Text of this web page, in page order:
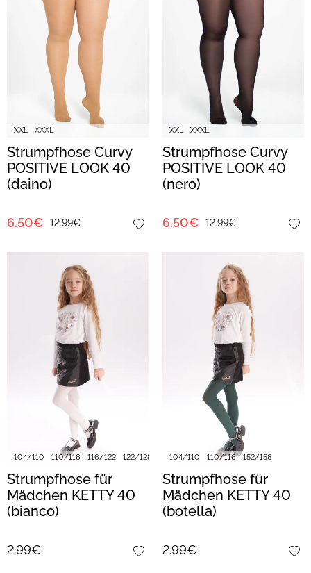
XXL XXXL
Strumpfhose Curvy
POSITIVE LOOK 40
(daino)
6.50€ 12.99€
XXL XXXL
Strumpfhose Curvy
POSITIVE LOOK 40
(nero)
6.50€ 12.99€
104/110 110/116 116/122 122/128 128/134 140/146 152/158
Strumpfhose für
Mädchen KETTY 40
(bianco)
2.99€
104/110 110/116 152/158
Strumpfhose für
Mädchen KETTY 40
(botella)
2.99€